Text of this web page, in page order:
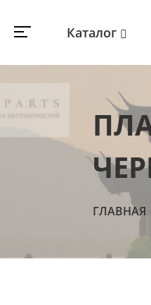
Каталог
ГЛАВНАЯ